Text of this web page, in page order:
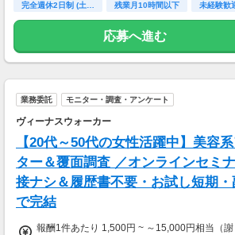
完全週休2日制 (土…
残業月10時間以下 未経験歓
主婦(夫)歓迎
応募へ進む
業務委託 モニター・調査・アンケート
ヴィーナスウォーカー
【20代～50代の女性活躍中】美容
ター＆覆面調査 ／オンラインセミ
接ナシ＆履歴書不要・お試し短期
で完結
報酬1件あたり 1,500円 ~ ～15,000円相当（謝